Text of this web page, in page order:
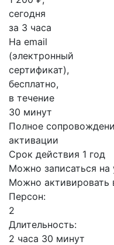
сегодня
за 3 часа
На email
(электронный
сертификат),
бесплатно,
в течение
30 минут
Полное
активации
Срок действия 1 год
Можно записаться на
Можно активировать
Персон:
2
Длительность:
2 часа 30 минут